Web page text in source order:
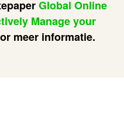
Global Online
Manage your
meer informatie.